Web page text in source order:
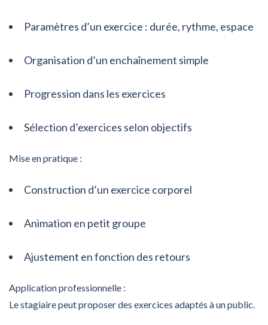
Paramètres d’un exercice : durée, rythme, espace
Organisation d’un enchaînement simple
Progression dans les exercices
Sélection d’exercices selon objectifs
Mise en pratique :
Construction d’un exercice corporel
Animation en petit groupe
Ajustement en fonction des retours
Application professionnelle :
Le stagiaire peut proposer des exercices adaptés à un public.